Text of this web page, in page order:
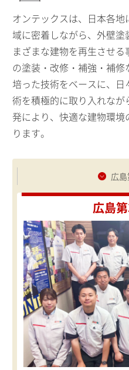
オンテックスは、日本各
域に密着しながら、外壁
まざまな建物を再生させ
の塗装・改修・補強・補
培った技術をベースに、
術を積極的に取り入れな
発により、快適な建物環
ります。
広
広島